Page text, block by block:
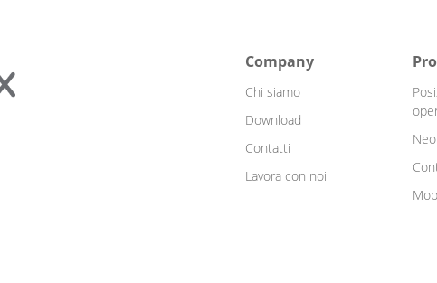
Company
Chi siamo
Download
Contatti
Lavora con noi